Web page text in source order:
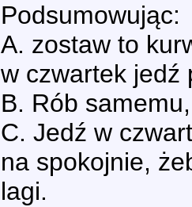
Podsumowując:
A. zostaw to
w czwartek jedź
B. Rób
C. Jedź w
na spokojnie,
lagi.